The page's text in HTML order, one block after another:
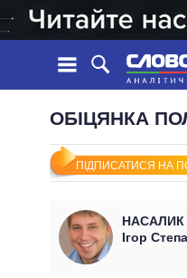
СТРІЧКА
ПОДІЇ
СТАТТІ
ДУМКИ
ОГЛЯДИ
УСІ ПОЛІТИКИ
ПРЕЗИДЕНТ І ОФІС
ОБІЦЯНКА
ПІДПИСАТИСЯ НА
НАСАЛИК
Ігор